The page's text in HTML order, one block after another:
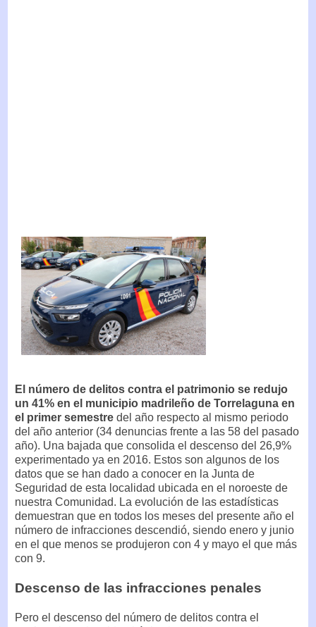
El número de delitos contra el patrimonio se redujo
un 41% en el municipio madrileño de Torrelaguna en
el primer semestre del año respecto al mismo periodo
del año anterior (34 denuncias frente a las 58 del pasado
año). Una bajada que consolida el descenso del 26,9%
experimentado ya en 2016. Estos son algunos de los
datos que se han dado a conocer en la Junta de
Seguridad de esta localidad ubicada en el noroeste de
nuestra Comunidad. La evolución de las estadísticas
demuestran que en todos los meses del presente año el
número de infracciones descendió, siendo enero y junio
en el que menos se produjeron con 4 y mayo el que más
con 9.
Descenso de las infracciones penales
Pero el descenso del número de delitos contra el